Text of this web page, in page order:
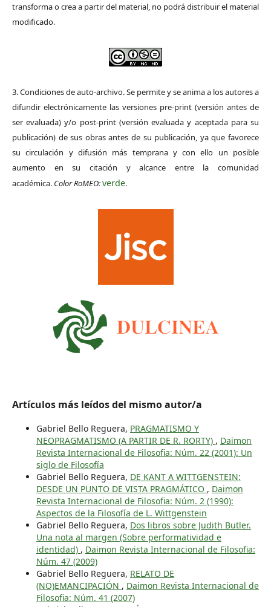
transforma o crea a partir del material, no podrá distribuir el material
modificado.
3. Condiciones de auto-archivo. Se permite y se anima a los autores a
difundir electrónicamente las versiones pre-print (versión antes de
ser evaluada) y/o post-print (versión evaluada y aceptada para su
publicación) de sus obras antes de su publicación, ya que favorece
su circulación y difusión más temprana y con ello un posible
aumento en su citación y alcance entre la comunidad
académica. Color RoMEO:verde.
Artículos más leídos del mismo autor/a
Gabriel Bello Reguera, PRAGMATISMO Y
NEOPRAGMATISMO (A PARTIR DE R. RORTY) , Daimon
Revista Internacional de Filosofia: Núm. 22 (2001): Un
siglo de Filosofía
Gabriel Bello Reguera, DE KANT A WITTGENSTEIN:
DESDE UN PUNTO DE VISTA PRAGMÁTICO , Daimon
Revista Internacional de Filosofia: Núm. 2 (1990):
Aspectos de la Filosofía de L. Wittgenstein
Gabriel Bello Reguera, Dos libros sobre Judith Butler.
Una nota al margen (Sobre performatividad e
identidad) , Daimon Revista Internacional de Filosofia:
Núm. 47 (2009)
Gabriel Bello Reguera, RELATO DE
(NO)EMANCIPACIÓN , Daimon Revista Internacional de
Filosofia: Núm. 41 (2007)